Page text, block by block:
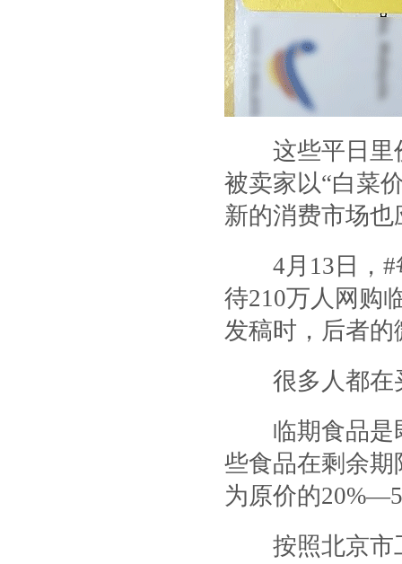
这些平日里价
被卖家以“白菜
新的消费市场也
4月13日，#
待210万人网购
发稿时，后者的
很多人都在
临期食品是即
些食品在剩余
为原价的
按照北京市工